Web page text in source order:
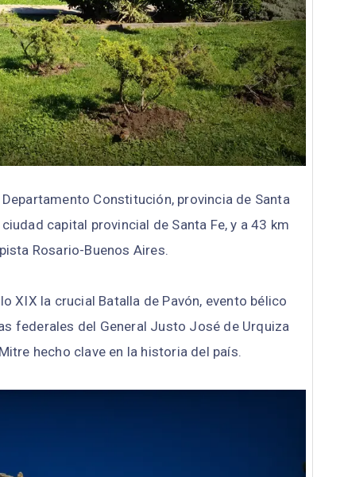
Constitución, provincia de Santa
capital provincial de Santa Fe, y a 43 km
Rosario-Buenos Aires.
XIX la crucial Batalla de Pavón, evento bélico
federales del General Justo José de Urquiza
hecho clave en la historia del país.